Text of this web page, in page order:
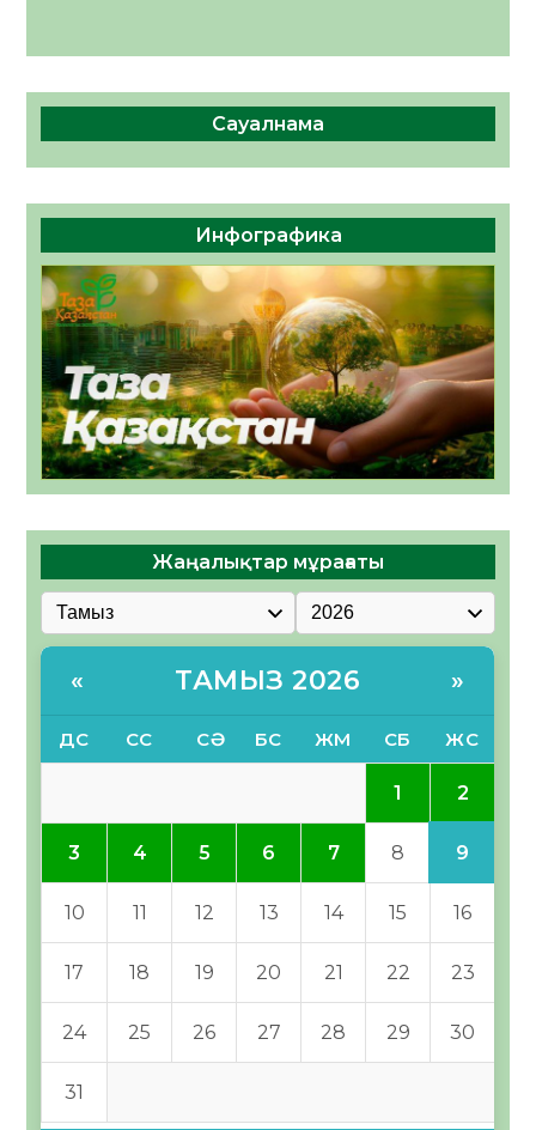
Сауалнама
Инфографика
Жаңалықтар мұрағаты
« ТАМЫЗ 2026 »
ДС СС СӘ БС ЖМ СБ ЖС
1 2
3 4 5 6 7 8 9
10 11 12 13 14 15 16
17 18 19 20 21 22 23
24 25 26 27 28 29 30
31